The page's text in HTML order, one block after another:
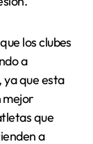
los clubes
a
ya que esta
mejor
que
a